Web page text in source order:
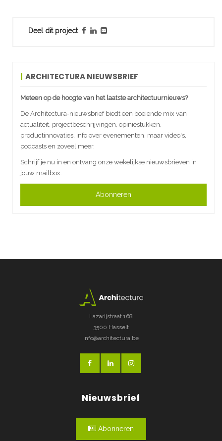
Deel dit project
ARCHITECTURA NIEUWSBRIEF
Meteen op de hoogte van het laatste architectuurnieuws?
De Architectura-nieuwsbrief biedt een boeiende mix van
actualiteit, projectbeschrijvingen, opiniestukken,
productinnovaties, info over evenementen, maar video's,
podcasts en zoveel meer.
Schrijf je nu in en ontvang onze wekelijkse nieuwsbrieven in
jouw mailbox.
Abonneren
Lazarijstraat 168
3500 Hasselt
info@architectura.be
Nieuwsbrief
Abonneren